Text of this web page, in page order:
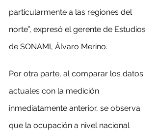
particularmente a las regiones del
norte”, expresó el gerente de Estudios
de SONAMI, Álvaro Merino.
Por otra parte, al comparar los datos
actuales con la medición
inmediatamente anterior, se observa
que la ocupación a nivel nacional